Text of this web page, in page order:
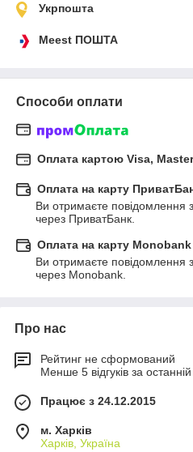
Укрпошта
Meest ПОШТА
Способи оплати
Оплата картою Visa,
Оплата на карту
Ви отримаєте повідомлення
через ПриватБанк.
Оплата на карту Monobank
Ви отримаєте повідомлення
через Monobank.
Про нас
Рейтинг не сформований
Менше 5 відгуків за останній
Працює з 24.12.2015
м. Харків
Харків, Україна